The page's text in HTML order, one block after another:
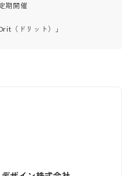
期開催
（ドリット）」